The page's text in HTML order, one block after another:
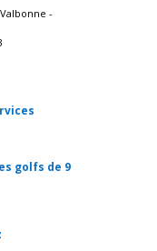
-
golfs de 9